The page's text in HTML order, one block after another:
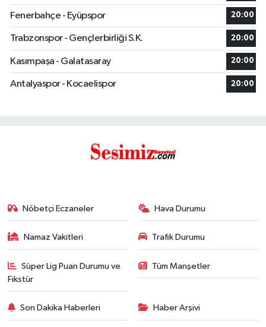
Fenerbahçe - Eyüpspor 20:00
Trabzonspor - Gençlerbirliği S.K. 20:00
Kasımpaşa - Galatasaray 20:00
Antalyaspor - Kocaelispor 20:00
Nöbetçi Eczaneler Hava Durumu
Namaz Vakitleri Trafik Durumu
Süper Lig Puan Durumu ve
Fikstür
Tüm Manşetler
Son Dakika Haberleri Haber Arşivi